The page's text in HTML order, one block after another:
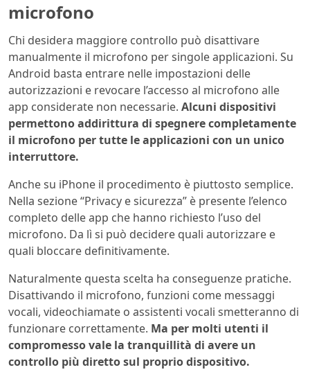
microfono
Chi desidera maggiore controllo può disattivare
manualmente il microfono per singole applicazioni. Su
Android basta entrare nelle impostazioni delle
autorizzazioni e revocare l’accesso al microfono alle
app considerate non necessarie. Alcuni dispositivi
permettono addirittura di spegnere completamente
il microfono per tutte le applicazioni con un unico
interruttore.
Anche su iPhone il procedimento è piuttosto semplice.
Nella sezione “Privacy e sicurezza” è presente l’elenco
completo delle app che hanno richiesto l’uso del
microfono. Da lì si può decidere quali autorizzare e
quali bloccare definitivamente.
Naturalmente questa scelta ha conseguenze pratiche.
Disattivando il microfono, funzioni come messaggi
vocali, videochiamate o assistenti vocali smetteranno di
funzionare correttamente. Ma per molti utenti il
compromesso vale la tranquillità di avere un
controllo più diretto sul proprio dispositivo.